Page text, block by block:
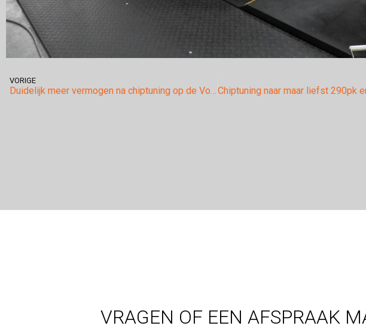
VORIGE
Duidelijk meer vermogen na chiptuning op de Volkswagen Polo 1.2TSI met standaard 90pk!
VRAGEN OF EEN AFSPRAAK